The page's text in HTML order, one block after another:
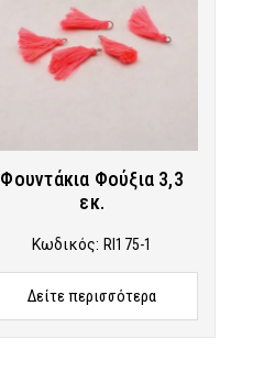
Φουντάκια Φούξια 3,3
εκ.
Κωδικός: RI175-1
Δείτε περισσότερα